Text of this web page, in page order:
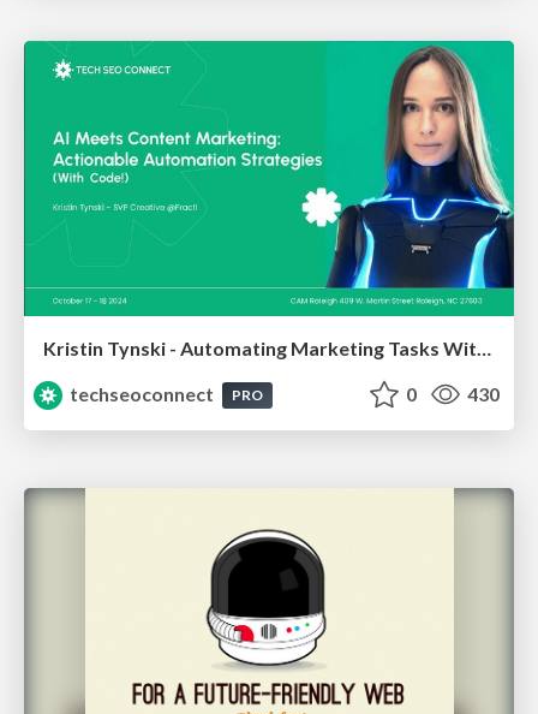
Kristin Tynski - Automating Marketing Tasks With AI
techseoconnect
PRO 0 430